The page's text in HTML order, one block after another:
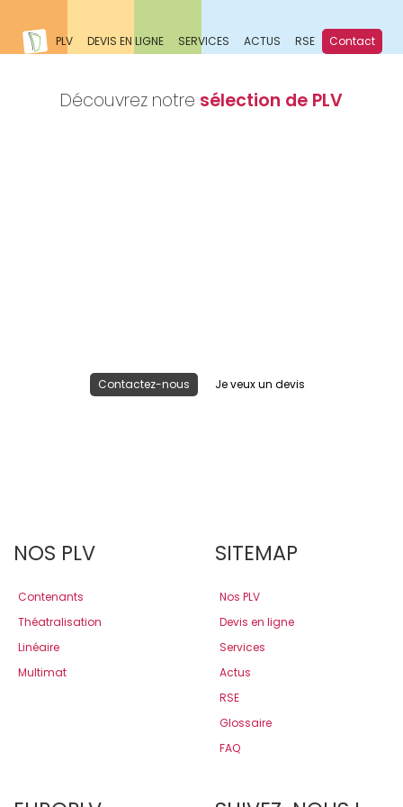
PLV DEVIS EN LIGNE SERVICES ACTUS RSE Contact
Découvrez notre sélection de PLV
Contactez-nous Je veux un devis
NOS PLV
Contenants
Théatralisation
Linéaire
Multimat
SITEMAP
Nos PLV
Devis en ligne
Services
Actus
RSE
Glossaire
FAQ